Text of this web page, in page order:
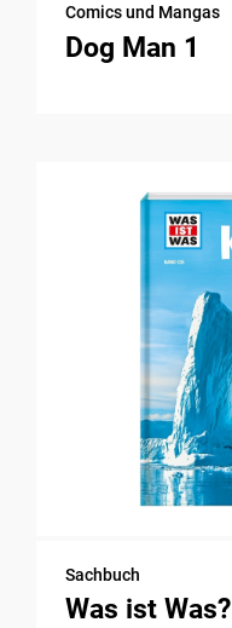
Comics und Mangas
Dog Man 1
Sachbuch
Was ist Was?